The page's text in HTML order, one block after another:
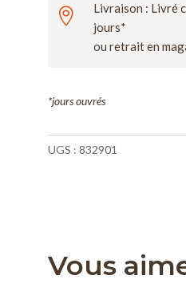

Livraison : Livré
jours*
ou retrait en
*jours ouvrés
UGS : 832901
Vous